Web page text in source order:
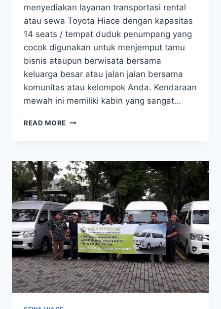
menyediakan layanan transportasi rental
atau sewa Toyota Hiace dengan kapasitas
14 seats / tempat duduk penumpang yang
cocok digunakan untuk menjemput tamu
bisnis ataupun berwisata bersama
keluarga besar atau jalan jalan bersama
komunitas atau kelompok Anda. Kendaraan
mewah ini memiliki kabin yang sangat…
READ MORE SEWA